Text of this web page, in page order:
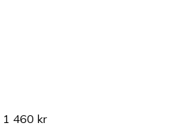
1 460 kr